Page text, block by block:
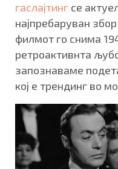
гаслајтинг се
најпребаруван
филмот го снима
ретроактивнта
запознаваме
кој е трендинг во